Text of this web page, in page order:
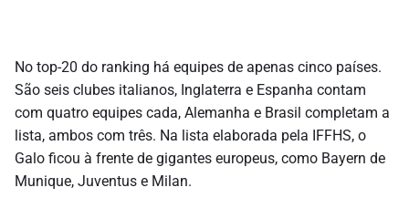
No top-20 do ranking há equipes de apenas cinco países.
São seis clubes italianos, Inglaterra e Espanha contam
com quatro equipes cada, Alemanha e Brasil completam a
lista, ambos com três. Na lista elaborada pela IFFHS, o
Galo ficou à frente de gigantes europeus, como Bayern de
Munique, Juventus e Milan.